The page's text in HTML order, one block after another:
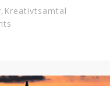
, Kreativtsamtal